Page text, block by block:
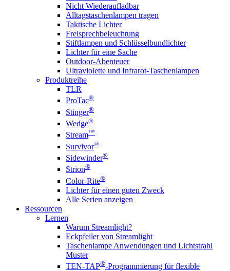
Nicht Wiederaufladbar
Alltagstaschenlampen tragen
Taktische Lichter
Freisprechbeleuchtung
Stiftlampen und Schlüsselbundlichter
Lichter für eine Sache
Outdoor-Abenteuer
Ultraviolette und Infrarot-Taschenlampen
Produktreihe
TLR
ProTac®
Stinger®
Wedge®
Stream™
Survivor®
Sidewinder®
Strion®
Color-Rite®
Lichter für einen guten Zweck
Alle Serien anzeigen
Ressourcen
Lernen
Warum Streamlight?
Eckpfeiler von Streamlight
Taschenlampe Anwendungen und Lichtstrahl
Muster
TEN-TAP®-Programmierung für flexible